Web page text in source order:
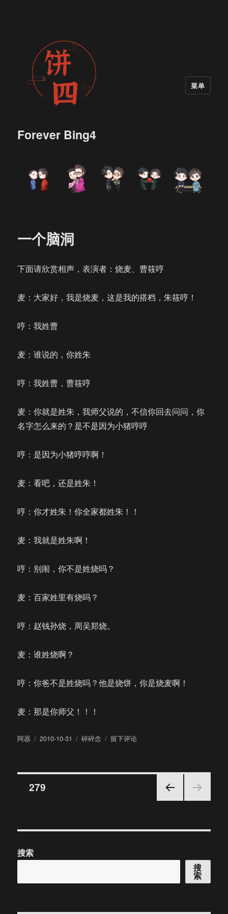
Forever Bing4
菜单
一个脑洞
下面请欣赏相声，表演者：烧麦、曹筱哼
麦：大家好，我是烧麦，这是我的搭档，朱筱哼！
哼：我姓曹
麦：谁说的，你姓朱
哼：我姓曹，曹筱哼
麦：你就是姓朱，我师父说的，不信你回去问问，你
名字怎么来的？是不是因为小猪哼哼
哼：是因为小猪哼哼啊！
麦：看吧，还是姓朱！
哼：你才姓朱！你全家都姓朱！！
麦：我就是姓朱啊！
哼：别闹，你不是姓烧吗？
麦：百家姓里有烧吗？
哼：赵钱孙烧，周吴郑烧。
麦：谁姓烧啊？
哼：你爸不是姓烧吗？他是烧饼，你是烧麦啊！
麦：那是你师父！！！
作
阿器
发
2010-10-31
分
碎碎念
于
脑
留下评论
文
分
页
页279
搜索
搜
索